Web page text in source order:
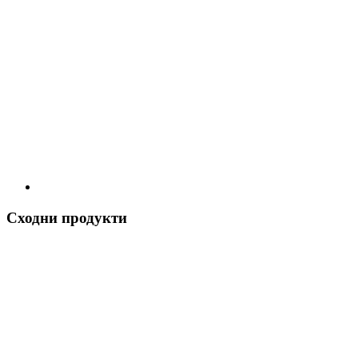
Сходни продукти